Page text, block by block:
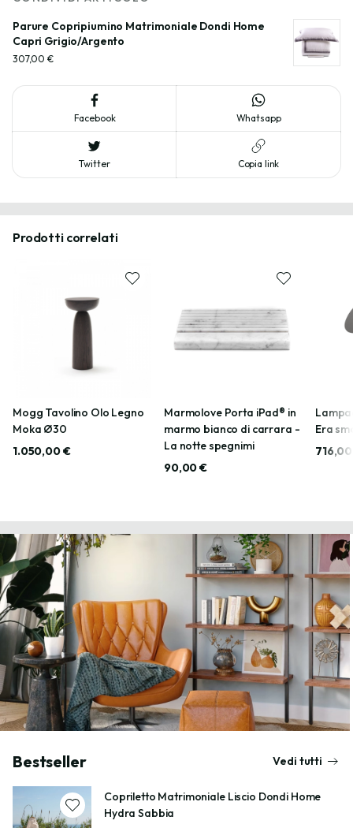
Parure Copripiumino Matrimoniale Dondi Home
Capri Grigio/Argento
307,00 €
Facebook Whatsapp
Twitter Copia link
Prodotti correlati
Mogg Tavolino Olo Legno
Moka Ø30
1.050,00 €
Marmolove Porta iPad® in
marmo bianco di carrara -
La notte spegnimi
90,00 €
Era
Bestseller Vedi tutti
Copriletto Matrimoniale Liscio Dondi Home
Hydra Sabbia